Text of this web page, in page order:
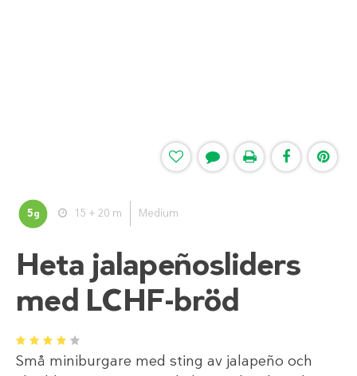
5g 15 + 20 m Medium
Heta jalapeñosliders
med LCHF-bröd
1 2 3 4 5
Små miniburgare med sting av jalapeño och